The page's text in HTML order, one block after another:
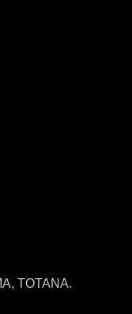
TOTANA.